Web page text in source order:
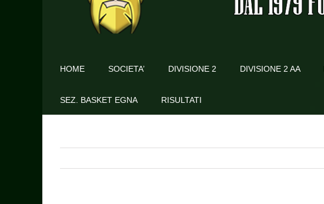
HOME SOCIETA’ DIVISIONE 2 DIVISIONE 2 AA
SEZ. BASKET EGNA RISULTATI